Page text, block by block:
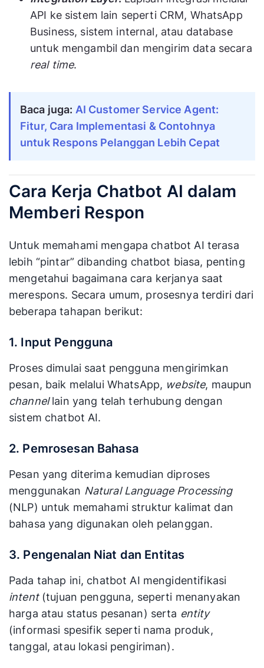
API ke sistem lain seperti CRM, WhatsApp
Business, sistem internal, atau database
untuk mengambil dan mengirim data secara
real time.
Baca juga: AI Customer Service Agent:
Fitur, Cara Implementasi & Contohnya
untuk Respons Pelanggan Lebih Cepat
Cara Kerja Chatbot AI dalam
Memberi Respon
Untuk memahami mengapa chatbot AI terasa
lebih “pintar” dibanding chatbot biasa, penting
mengetahui bagaimana cara kerjanya saat
merespons. Secara umum, prosesnya terdiri dari
beberapa tahapan berikut:
1. Input Pengguna
Proses dimulai saat pengguna mengirimkan
pesan, baik melalui WhatsApp, website, maupun
channellain yang telah terhubung dengan
sistem chatbot AI.
2. Pemrosesan Bahasa
Pesan yang diterima kemudian diproses
menggunakan Natural Language Processing
(NLP) untuk memahami struktur kalimat dan
bahasa yang digunakan oleh pelanggan.
3. Pengenalan Niat dan Entitas
Pada tahap ini, chatbot AI mengidentifikasi
intent(tujuan pengguna, seperti menanyakan
harga atau status pesanan) serta entity
(informasi spesifik seperti nama produk,
tanggal, atau lokasi pengiriman).